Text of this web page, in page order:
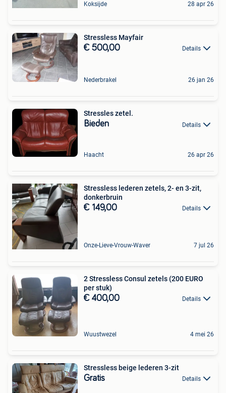
Koksijde 28 apr 26
Stressless Mayfair
€ 500,00 Details
Nederbrakel 26 jan 26
Stressles zetel.
Bieden Details
Haacht 26 apr 26
Stressless lederen zetels, 2- en 3-zit,
donkerbruin
€ 149,00 Details
Onze-Lieve-Vrouw-Waver 7 jul 26
2 Stressless Consul zetels (200 EURO
per stuk)
€ 400,00 Details
Wuustwezel 4 mei 26
Stressless beige lederen 3-zit
Gratis Details